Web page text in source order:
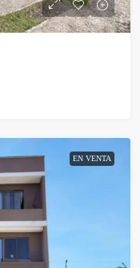
EN VENTA